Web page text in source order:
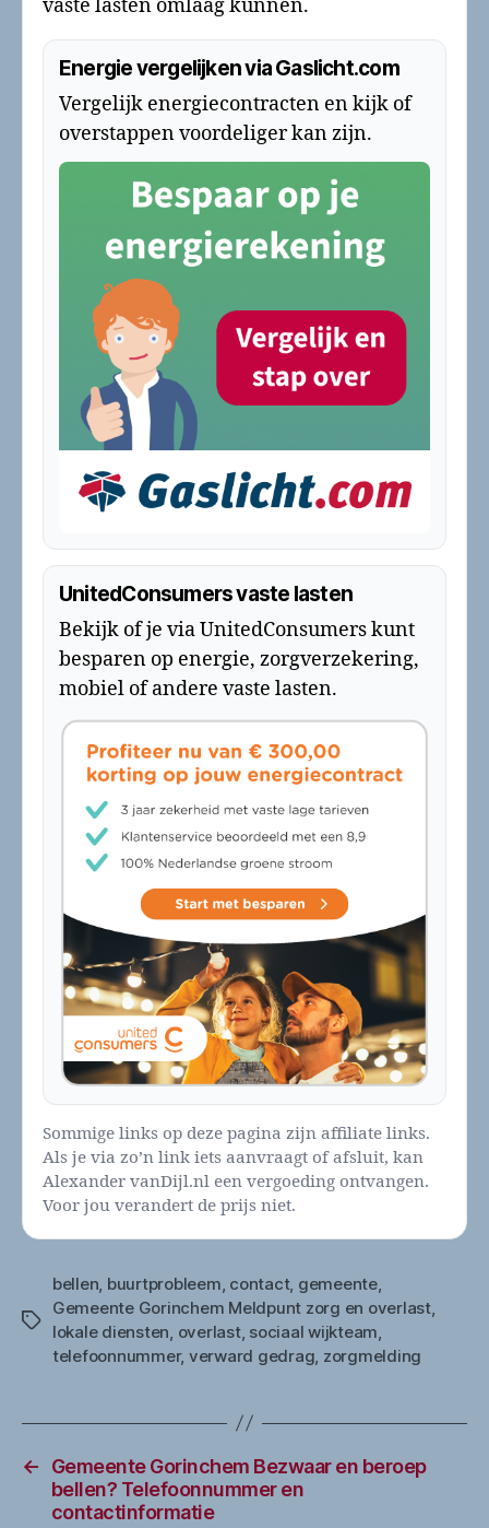
vaste lasten omlaag kunnen.
Energie vergelijken via Gaslicht.com
Vergelijk energiecontracten en kijk of
overstappen voordeliger kan zijn.
UnitedConsumers vaste lasten
Bekijk of je via UnitedConsumers kunt
besparen op energie, zorgverzekering,
mobiel of andere vaste lasten.
Sommige links op deze pagina zijn affiliate links.
Als je via zo’n link iets aanvraagt of afsluit, kan
Alexander vanDijl.nl een vergoeding ontvangen.
Voor jou verandert de prijs niet.
Tags
bellen buurtprobleem contact, gemeente,
Gemeente Gorinchem Meldpunt zorg en overlast,
lokale diensten overlast, sociaal wijkteam
telefoonnummer, verward gedrag zorgmelding
←
Gemeente Gorinchem Bezwaar en beroep
bellen? Telefoonnummer en
contactinformatie